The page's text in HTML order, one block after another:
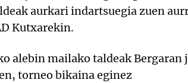
aurkari indartsuegia zuen
Kutxarekin.
alebin mailako taldeak
torneo bikaina eginez